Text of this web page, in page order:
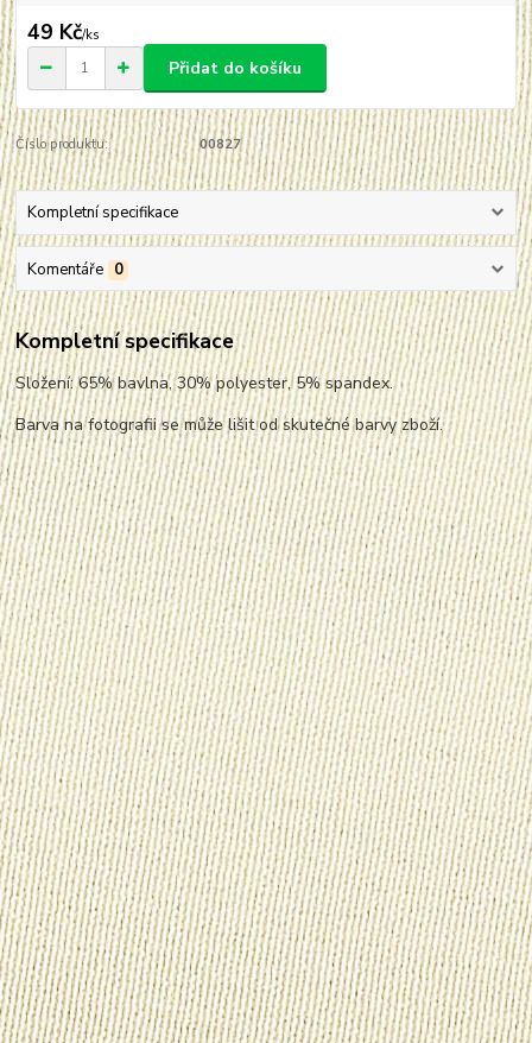
49 Kč/ks
Přidat do košíku
Číslo produktu: 00827
Kompletní specifikace
Komentáře 0
Kompletní specifikace
Složení: 65% bavlna, 30% polyester, 5% spandex.
Barva na fotografii se může lišit od skutečné barvy zboží.